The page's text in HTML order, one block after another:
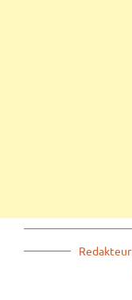
Redakteur